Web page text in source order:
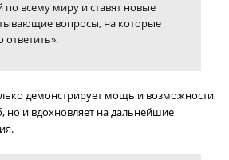
по всему миру и ставят новые
вопросы, на которые
ответить».
демонстрирует мощь и возможности
но и вдохновляет на дальнейшие